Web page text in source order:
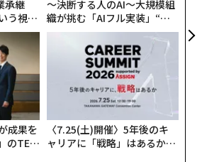
るにしても投資する資金もな
着目したのは、コロナ禍で浮いた
ノウハウ、そして、コロナ禍下で
場だった。
を「オンライン販売」
承継
う視点
者が問
〜決断する人のAI〜大規模組
織が挑む「AIフル実装」“使
う”企業から“動く”企業へ【N
TTドコモビジネス×PwC】
成果を
のTEN
〈7.25(土)開催〉5年後のキ
ャリアに「戦略」はあるか。